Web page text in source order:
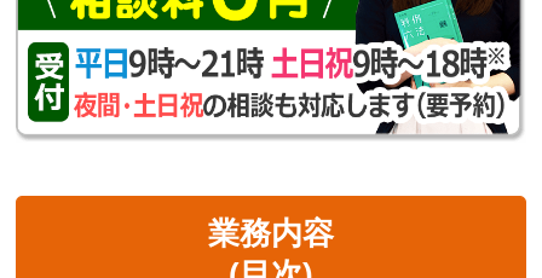
業務内容